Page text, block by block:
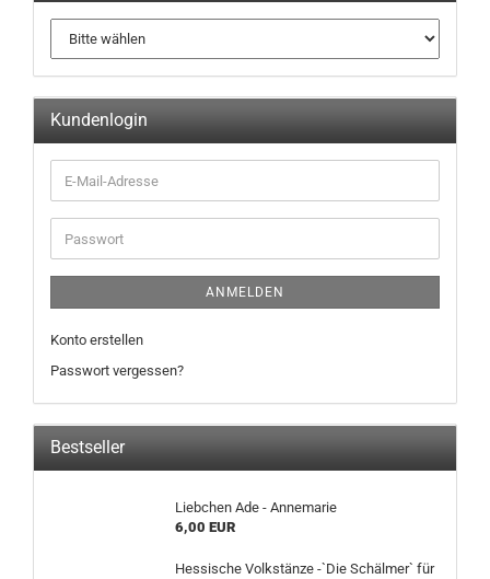
Kundenlogin
ANMELDEN
Konto erstellen
Passwort vergessen?
Bestseller
Liebchen Ade - Annemarie
6,00 EUR
Hessische Volkstänze -`Die Schälmer` für